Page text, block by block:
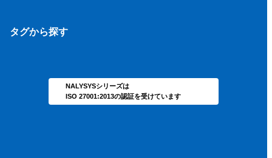
タグから探す
NALYSYSシリーズは
ISO 27001:2013の認証を受けています